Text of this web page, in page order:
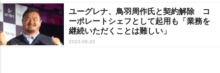
ユーグレナ、鳥羽周作氏と契約解除 コ
ーポレートシェフとして起用も「業務を
継続いただくことは難しい」
2023-06-20